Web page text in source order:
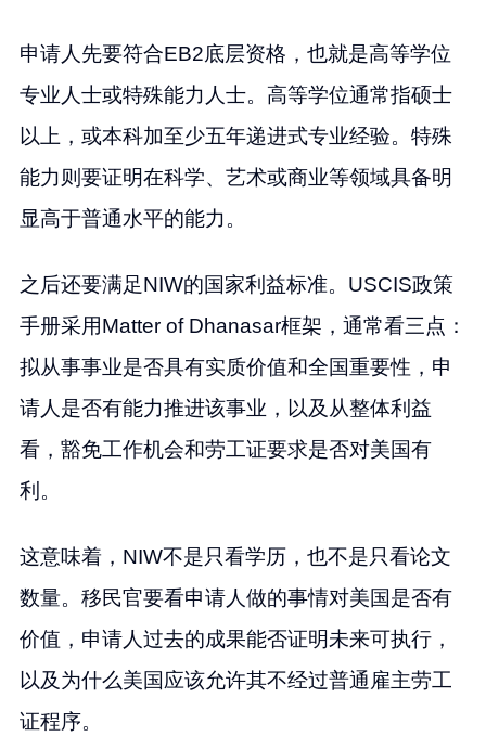
申请人先要符合EB2底层资格，也就是高等学位
专业人士或特殊能力人士。高等学位通常指硕士
以上，或本科加至少五年递进式专业经验。特殊
能力则要证明在科学、艺术或商业等领域具备明
显高于普通水平的能力。
之后还要满足NIW的国家利益标准。USCIS政策
手册采用Matter of Dhanasar框架，通常看三点：
拟从事事业是否具有实质价值和全国重要性，申
请人是否有能力推进该事业，以及从整体利益
看，豁免工作机会和劳工证要求是否对美国有
利。
这意味着，NIW不是只看学历，也不是只看论文
数量。移民官要看申请人做的事情对美国是否有
价值，申请人过去的成果能否证明未来可执行，
以及为什么美国应该允许其不经过普通雇主劳工
证程序。